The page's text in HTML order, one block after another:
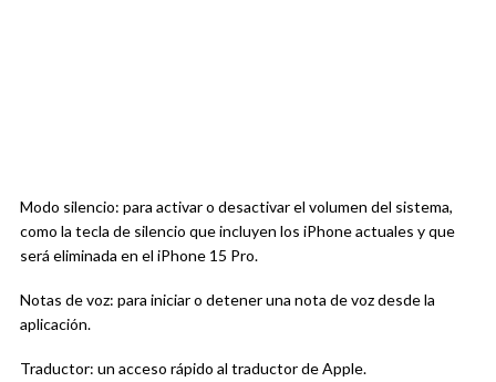
Modo silencio: para activar o desactivar el volumen del sistema,
como la tecla de silencio que incluyen los iPhone actuales y que
será eliminada en el iPhone 15 Pro.
Notas de voz: para iniciar o detener una nota de voz desde la
aplicación.
Traductor: un acceso rápido al traductor de Apple.